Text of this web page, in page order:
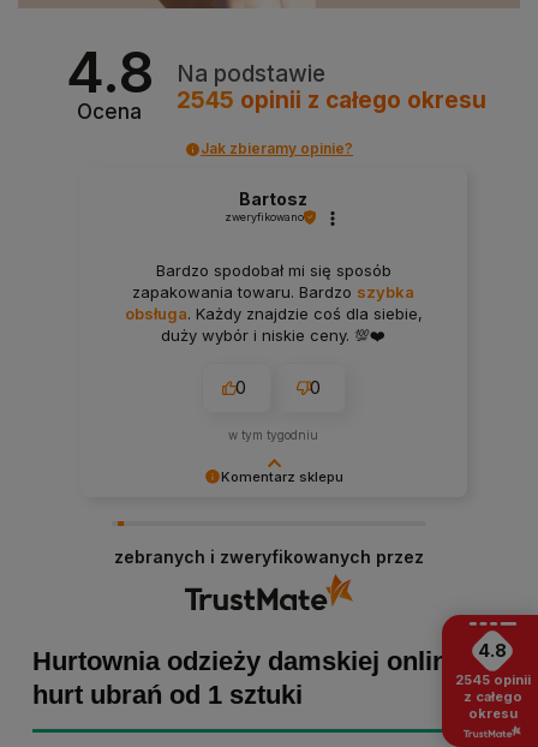
4.8
Ocena
Na podstawie
2545 opinii z całego okresu
Jak zbieramy opinie?
Komentarz sklepu
tym bardziej cieszymy się, że zakup przebiegł
pomyślnie. Obiecujemy utrzymać dobrą passę -
zapraszamy ponownie! :)
Bartosz
zweryfikowano
Bardzo spodobał mi się sposób
zapakowania towaru. Bardzo szybka
obsługa. Każdy znajdzie coś dla siebie,
duży wybór i niskie ceny. 💯❤️
0 0
w tym tygodniu
zebranych i zweryfikowanych przez
Hurtownia odzieży damskiej online -
hurt ubrań od 1 sztuki
4.8
2545 opinii
z całego
okresu